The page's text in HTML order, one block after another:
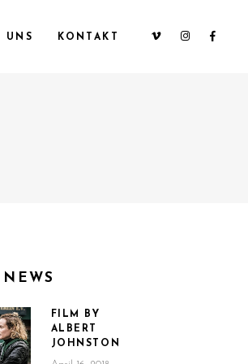
UNS KONTAKT
FILM BY
ALBERT
JOHNSTON